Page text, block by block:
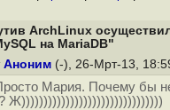
ArchLinux
на MariaDB"
Аноним (-), 26-Мрт-13,
Мария. Почему бы
Ж))))))))))))))))))))))))))))))))